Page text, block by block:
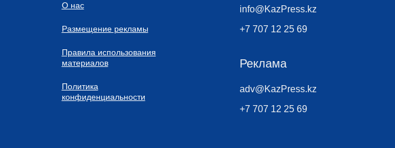
О нас
Размещение рекламы
Правила использования
материалов
Политика
конфиденциальности
info@KazPress.kz
+7 707 12 25 69
Реклама
adv@KazPress.kz
+7 707 12 25 69